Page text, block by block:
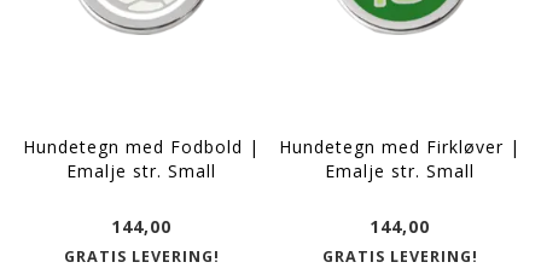
Hundetegn med Fodbold |
Emalje str. Small
144,00
GRATIS LEVERING!
Hundetegn med Firkløver |
Emalje str. Small
144,00
GRATIS LEVERING!